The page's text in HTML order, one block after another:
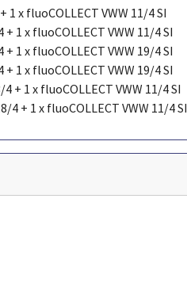
1 x fluoCOLLECT VWW 11/4 SI
1 x fluoCOLLECT VWW 11/4 SI
1 x fluoCOLLECT VWW 19/4 SI
1 x fluoCOLLECT VWW 19/4 SI
+ 1 x fluoCOLLECT VWW 11/4 SI
4 + 1 x fluoCOLLECT VWW 11/4 SI